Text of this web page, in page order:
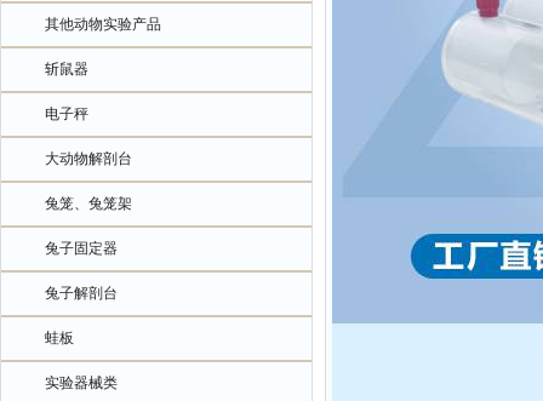
其他动物实验产品
斩鼠器
电子秤
大动物解剖台
兔笼、兔笼架
兔子固定器
兔子解剖台
蛙板
实验器械类